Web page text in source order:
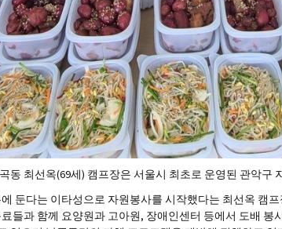
동 최선옥(69세) 캠프장은 서울시 최초로 운영된 관악구
둔다는 이타성으로 자원봉사를 시작했다는 최선옥 캠
들과 함께 요양원과 고아원, 장애인센터 등에서 도배